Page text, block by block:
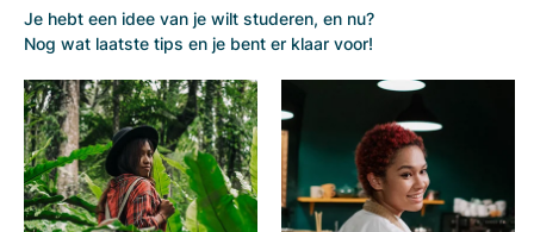
Je hebt een idee van je wilt studeren, en nu?
Nog wat laatste tips en je bent er klaar voor!